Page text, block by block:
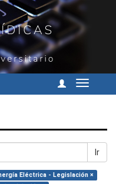
Cambiar
Ir
Eléctrica - Legislación ×